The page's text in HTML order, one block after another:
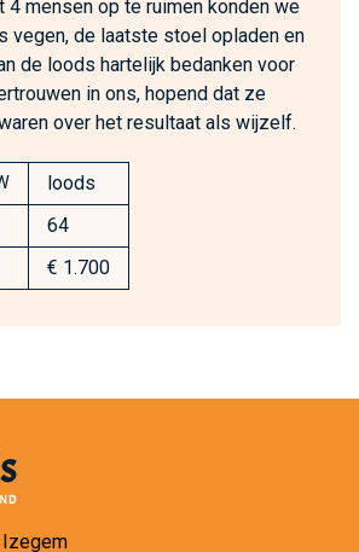
4 mensen op te ruimen konden we
vegen, de laatste stoel opladen en
de loods hartelijk bedanken voor
in ons, hopend dat ze
over het resultaat als wijzelf.
loods
64
€ 1.700
Izegem